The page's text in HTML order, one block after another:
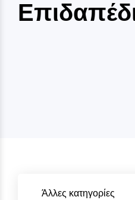
Άλλες κατηγορίες